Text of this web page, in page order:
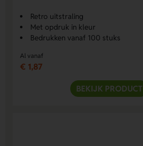
Retro uitstraling
Met opdruk in kleur
Bedrukken vanaf 100 stuks
Al vanaf
€ 1,87
BEKIJK PRODUCT